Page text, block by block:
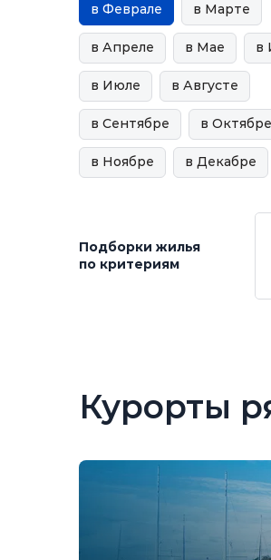
в Феврале в Марте
в Апреле в Мае в
в Июле в Августе
в Сентябре в Октябре
в Ноябре в Декабре
Подборки жилья
по критериям
Курорты